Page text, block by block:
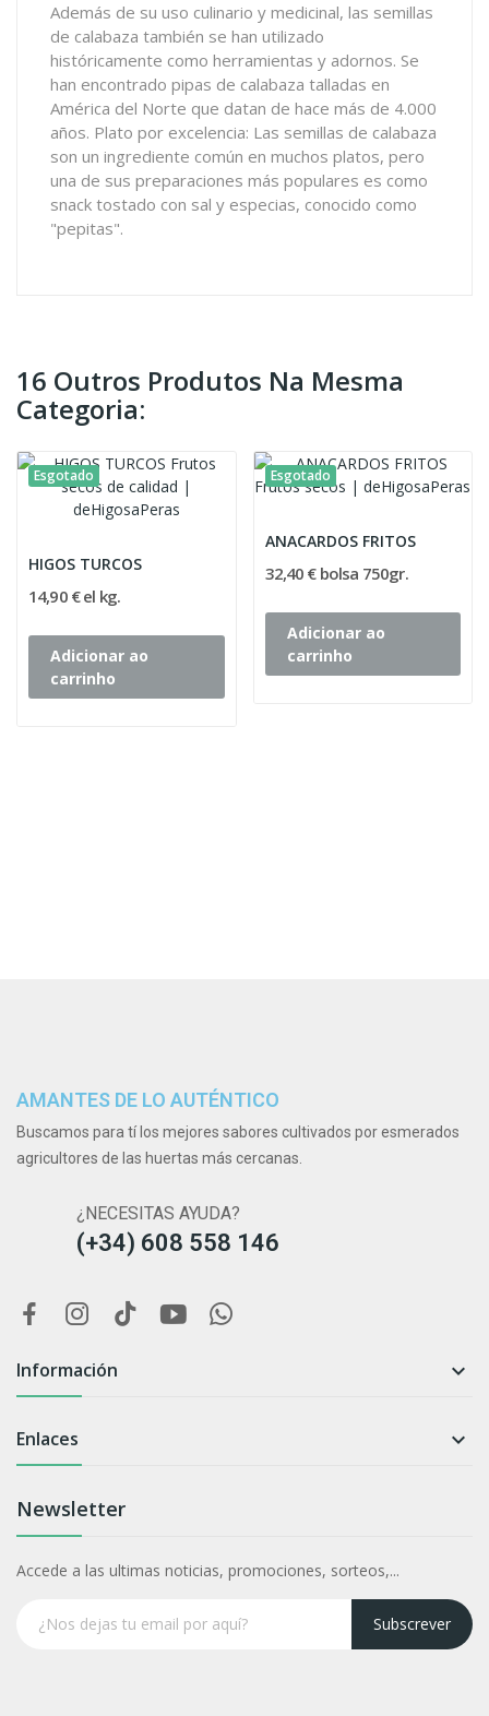
Además de su uso culinario y medicinal, las semillas
de calabaza también se han utilizado
históricamente como herramientas y adornos. Se
han encontrado pipas de calabaza talladas en
América del Norte que datan de hace más de 4.000
años. Plato por excelencia: Las semillas de calabaza
son un ingrediente común en muchos platos, pero
una de sus preparaciones más populares es como
snack tostado con sal y especias, conocido como
"pepitas".
16 Outros Produtos Na Mesma
Categoria:
Esgotado
HIGOS TURCOS
14,90 € el kg.
Adicionar ao
carrinho
Esgotado
ANACARDOS FRITOS
32,40 € bolsa 750gr.
Adicionar ao
carrinho
AMANTES DE LO AUTÉNTICO
Buscamos para tí los mejores sabores cultivados por esmerados
agricultores de las huertas más cercanas.
¿NECESITAS AYUDA?
(+34) 608 558 146
Información 
Enlaces 
Newsletter
Accede a las ultimas noticias, promociones, sorteos,...
Subscrever